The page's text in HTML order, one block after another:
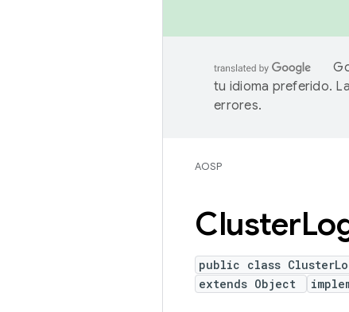
tu idioma preferido.
errores.
AOSP
Cluster
public class
extends Object